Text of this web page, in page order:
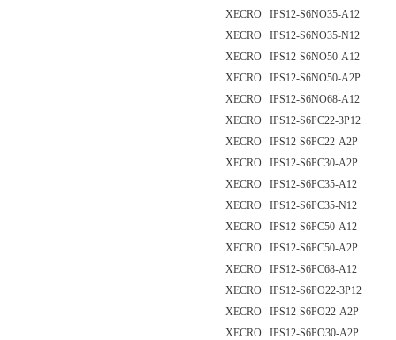
XECRO IPS12-S6NO35-A12
XECRO IPS12-S6NO35-N12
XECRO IPS12-S6NO50-A12
XECRO IPS12-S6NO50-A2P
XECRO IPS12-S6NO68-A12
XECRO IPS12-S6PC22-3P12
XECRO IPS12-S6PC22-A2P
XECRO IPS12-S6PC30-A2P
XECRO IPS12-S6PC35-A12
XECRO IPS12-S6PC35-N12
XECRO IPS12-S6PC50-A12
XECRO IPS12-S6PC50-A2P
XECRO IPS12-S6PC68-A12
XECRO IPS12-S6PO22-3P12
XECRO IPS12-S6PO22-A2P
XECRO IPS12-S6PO30-A2P